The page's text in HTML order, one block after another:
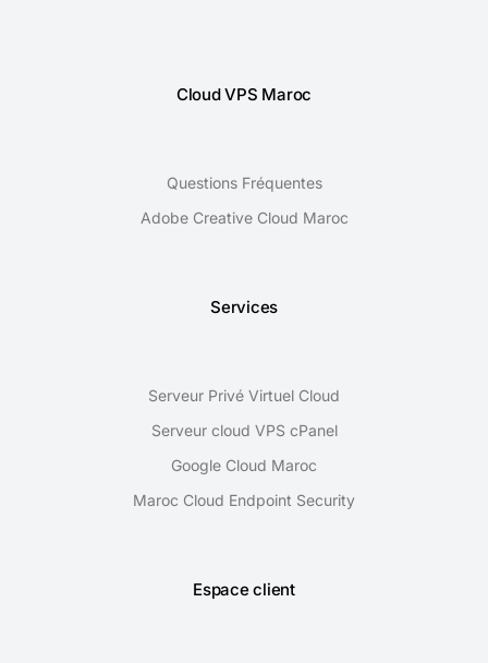
Cloud VPS Maroc
Questions Fréquentes
Adobe Creative Cloud Maroc
Services
Serveur Privé Virtuel Cloud
Serveur cloud VPS cPanel
Google Cloud Maroc
Maroc Cloud Endpoint Security
Espace client